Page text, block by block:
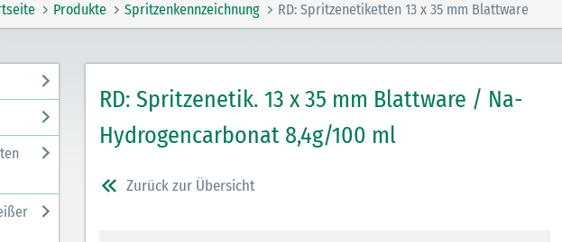
Produkte Spritzenkennzeichnung RD: Spritzenetiketten 13 x 35 mm Blattware
RD: Spritzenetik. 13 x 35 mm Blattware / Na-
Hydrogencarbonat 8,4g/100 ml
Zurück zur Übersicht